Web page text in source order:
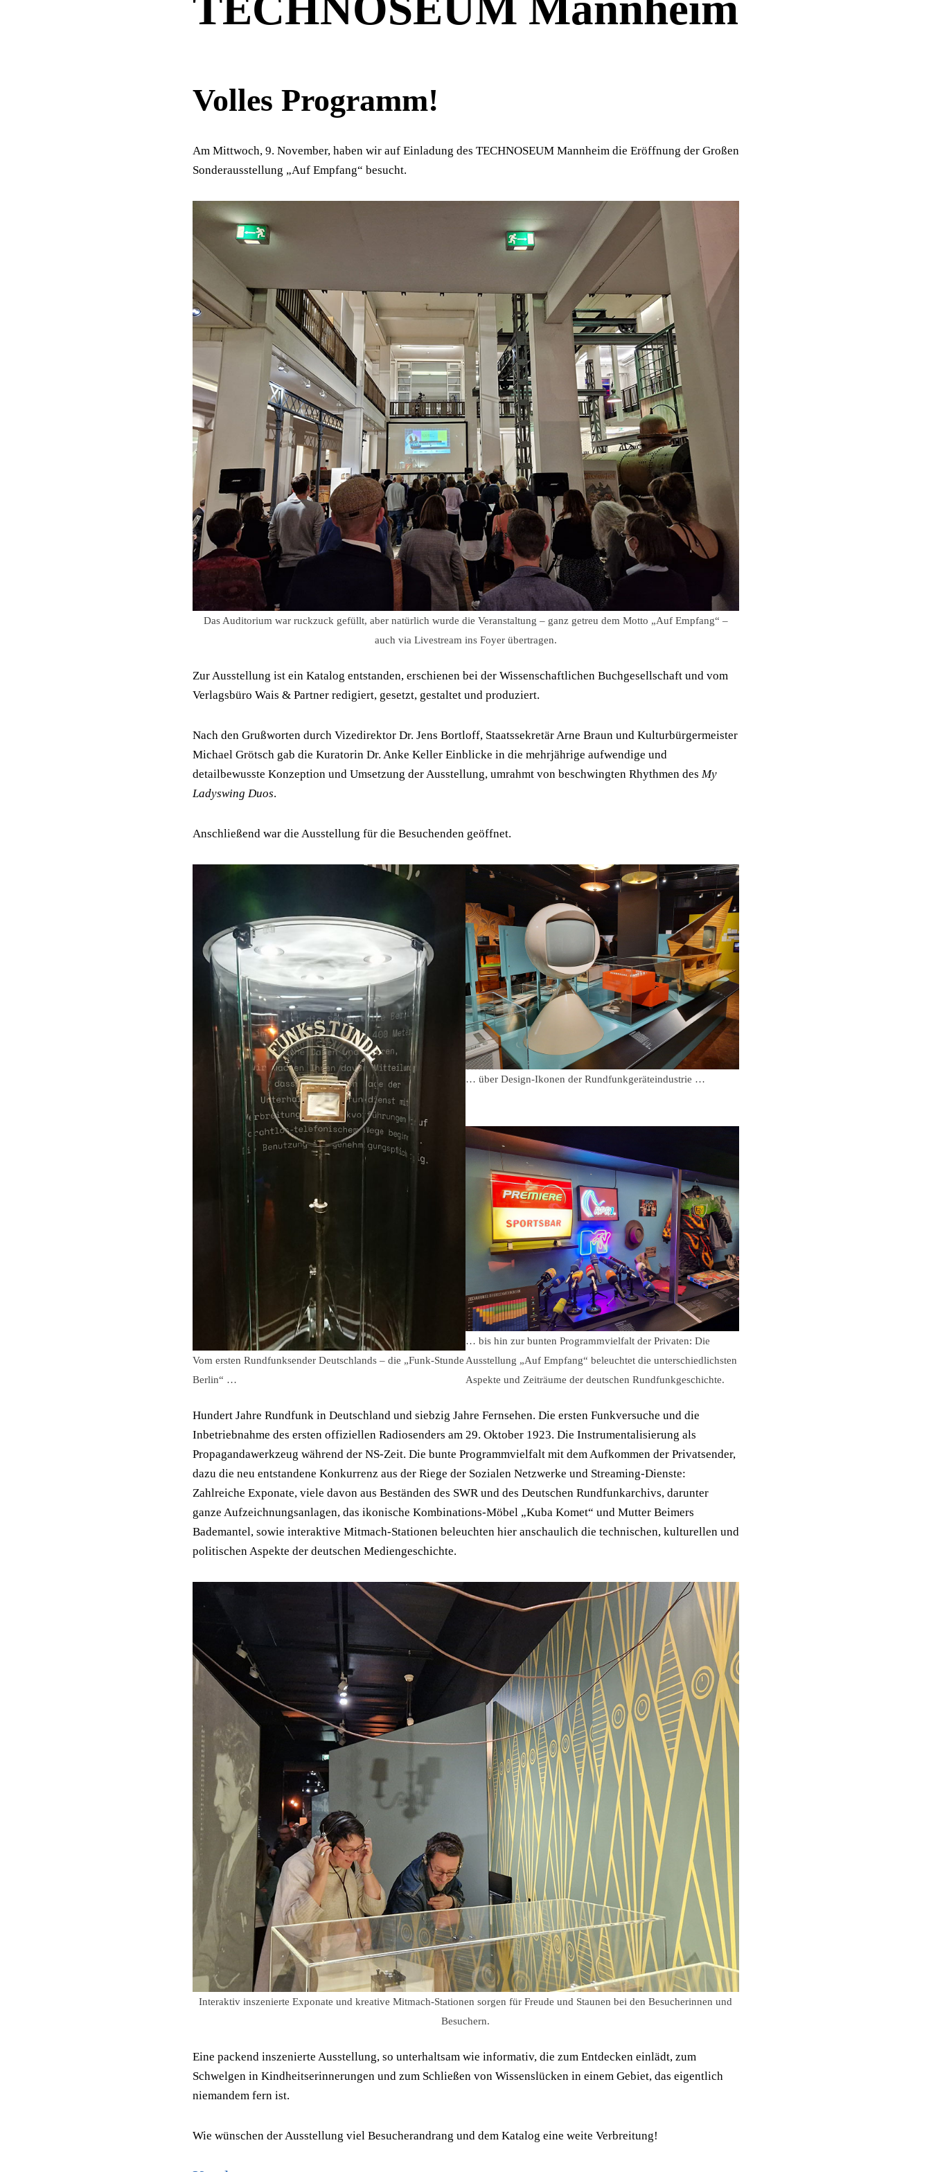
Volles Programm!
Am Mittwoch, 9. November, haben wir auf Einladung des TECHNOSEUM Mannheim die Eröffnung der Großen
Sonderausstellung „Auf Empfang“ besucht.
Das Auditorium war ruckzuck gefüllt, aber natürlich wurde die Veranstaltung – ganz getreu dem Motto „Auf Empfang“ –
auch via Livestream ins Foyer übertragen.
Zur Ausstellung ist ein Katalog entstanden, erschienen bei der Wissenschaftlichen Buchgesellschaft und vom
Verlagsbüro Wais & Partner redigiert, gesetzt, gestaltet und produziert.
Nach den Grußworten durch Vizedirektor Dr. Jens Bortloff, Staatssekretär Arne Braun und Kulturbürgermeister
Michael Grötsch gab die Kuratorin Dr. Anke Keller Einblicke in die mehrjährige aufwendige und
detailbewusste Konzeption und Umsetzung der Ausstellung, umrahmt von beschwingten Rhythmen des My
Ladyswing Duos.
Anschließend war die Ausstellung für die Besuchenden geöffnet.
Vom ersten Rundfunksender Deutschlands – die „Funk-Stunde
Berlin“ …
… über Design-Ikonen der Rundfunkgeräteindustrie …
… bis hin zur bunten Programmvielfalt der Privaten: Die
Ausstellung „Auf Empfang“ beleuchtet die unterschiedlichsten
Aspekte und Zeiträume der deutschen Rundfunkgeschichte.
Hundert Jahre Rundfunk in Deutschland und siebzig Jahre Fernsehen. Die ersten Funkversuche und die
Inbetriebnahme des ersten offiziellen Radiosenders am 29. Oktober 1923. Die Instrumentalisierung als
Propagandawerkzeug während der NS-Zeit. Die bunte Programmvielfalt mit dem Aufkommen der Privatsender,
dazu die neu entstandene Konkurrenz aus der Riege der Sozialen Netzwerke und Streaming-Dienste:
Zahlreiche Exponate, viele davon aus Beständen des SWR und des Deutschen Rundfunkarchivs, darunter
ganze Aufzeichnungsanlagen, das ikonische Kombinations-Möbel „Kuba Komet“ und Mutter Beimers
Bademantel, sowie interaktive Mitmach-Stationen beleuchten hier anschaulich die technischen, kulturellen und
politischen Aspekte der deutschen Mediengeschichte.
Interaktiv inszenierte Exponate und kreative Mitmach-Stationen sorgen für Freude und Staunen bei den Besucherinnen und
Besuchern.
Eine packend inszenierte Ausstellung, so unterhaltsam wie informativ, die zum Entdecken einlädt, zum
Schwelgen in Kindheitserinnerungen und zum Schließen von Wissenslücken in einem Gebiet, das eigentlich
niemandem fern ist.
Wie wünschen der Ausstellung viel Besucherandrang und dem Katalog eine weite Verbreitung!